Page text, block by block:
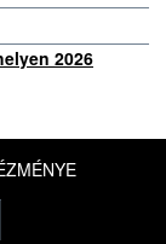
2026